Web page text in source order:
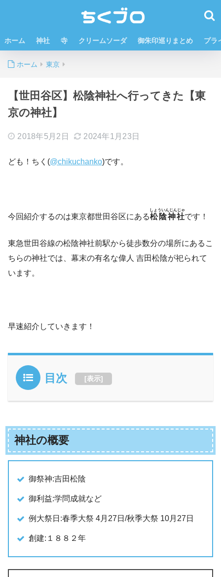
ホーム 神社 寺 クリームソーダ 御朱印巡りまとめ プラ
ホーム 東京
【世田谷区】松陰神社へ行ってきた【東
京の神社】
2018年5月2日 2024年1月23日
ども！ちく(@chikuchanko)です。
今回紹介するのは東京都世田谷区にある松陰神社
しょういんじんじゃ
です！
東急世田谷線の松陰神社前駅から徒歩数分の場所にあるこ
ちらの神社では、幕末の有名な偉人 吉田松陰が祀られて
います。
早速紹介していきます！
目次 [表示]
神社の概要
御祭神:吉田松陰
御利益:学問成就など
例大祭日:春季大祭 4月27日/秋季大祭 10月27日
創建:１８８２年